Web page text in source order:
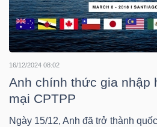
16/12/2024 08:02
Anh chính thức gia nhập
mại CPTPP
Ngày 15/12, Anh đã trở thành
VIETSTOCKFINANCE